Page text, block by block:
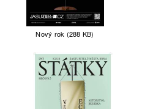
Nový rok (288 KB)